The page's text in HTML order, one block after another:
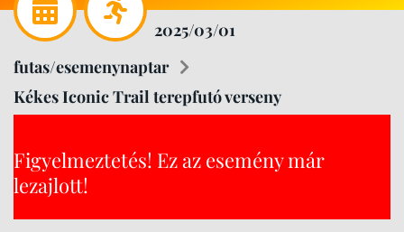
2025/03/01
futas/esemenynaptar
Kékes Iconic Trail terepfutó verseny
Figyelmeztetés! Ez az esemény már
lezajlott!